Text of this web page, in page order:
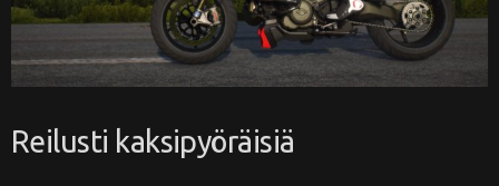
Reilusti kaksipyöräisiä